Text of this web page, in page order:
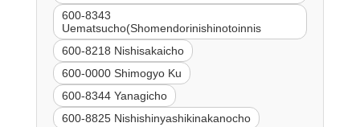
600-8343
Uematsucho(Shomendorinishinotoinnis
600-8218 Nishisakaicho
600-0000 Shimogyo Ku
600-8344 Yanagicho
600-8825 Nishishinyashikinakanocho